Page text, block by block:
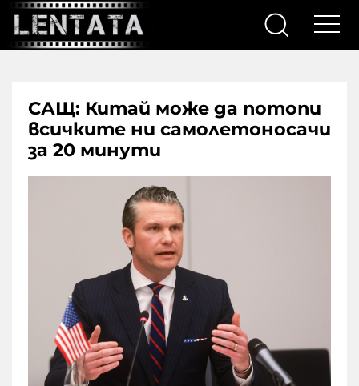
САЩ: Китай може да потопи
всичките ни самолетоносачи
за 20 минути